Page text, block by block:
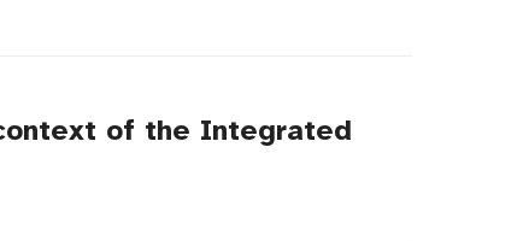
of the Integrated